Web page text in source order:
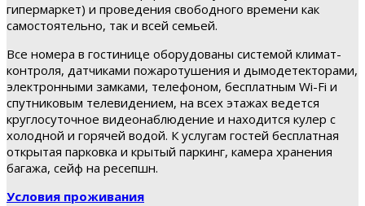
гипермаркет) и проведения свободного времени как
самостоятельно, так и всей семьей.
Все номера в гостинице оборудованы системой климат-
контроля, датчиками пожаротушения и дымодетекторами,
электронными замками, телефоном, бесплатным Wi-Fi и
спутниковым телевидением, на всех этажах ведется
круглосуточное видеонаблюдение и находится кулер с
холодной и горячей водой. К услугам гостей бесплатная
открытая парковка и крытый паркинг, камера хранения
багажа, сейф на ресепшн.
Условия проживания